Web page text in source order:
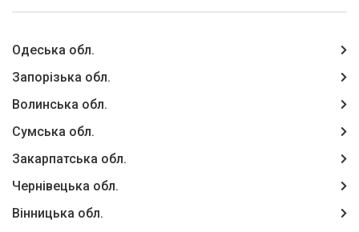
Одеська обл.
Запорізька обл.
Волинська обл.
Сумська обл.
Закарпатська обл.
Чернівецька обл.
Вінницька обл.